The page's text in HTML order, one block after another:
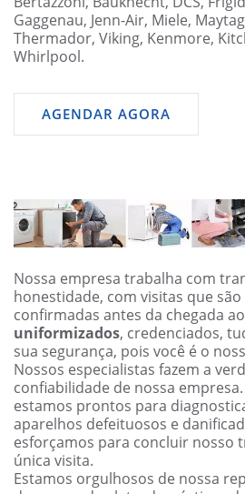
Gaggenau, Jenn-Air, Miele,
Thermador, Viking, Kenmore,
Whirlpool.
AGENDAR AGORA
Nossa empresa trabalha com
honestidade, com visitas que são
confirmadas antes da chegada
uniformizados, credenciados,
sua segurança, pois você é o
Nossos especialistas fazem a
confiabilidade de nossa
estamos prontos para
aparelhos defeituosos e
esforçamos para concluir nosso
única visita.
Estamos orgulhosos de nossa